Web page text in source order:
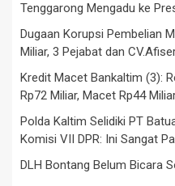
Tenggarong Mengadu ke
Dugaan Korupsi Pembelian
Miliar, 3 Pejabat dan
Kredit Macet Bankaltim (3):
Rp72 Miliar, Macet Rp44
Polda Kaltim Selidiki PT
Komisi VII DPR: Ini Sangat
DLH Bontang Belum Bicara